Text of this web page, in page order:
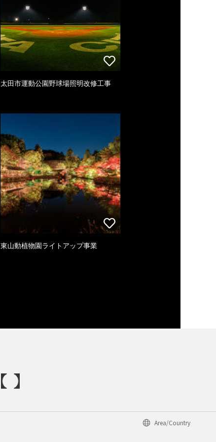
太田市運動公園野球場照明改修工事
東山動植物園ライトアップ事業
Area/Country